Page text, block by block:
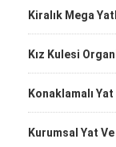
Kiralık Mega
Kız Kulesi
Konaklamalı
Kurumsal Yat